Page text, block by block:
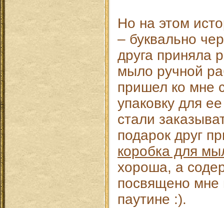
Но на этом
– буквально
друга приняла
мыло ручной
пришел ко мне
упаковку для
стали
подарок друг
коробка для
хороша, а
посвящено
паутине :).